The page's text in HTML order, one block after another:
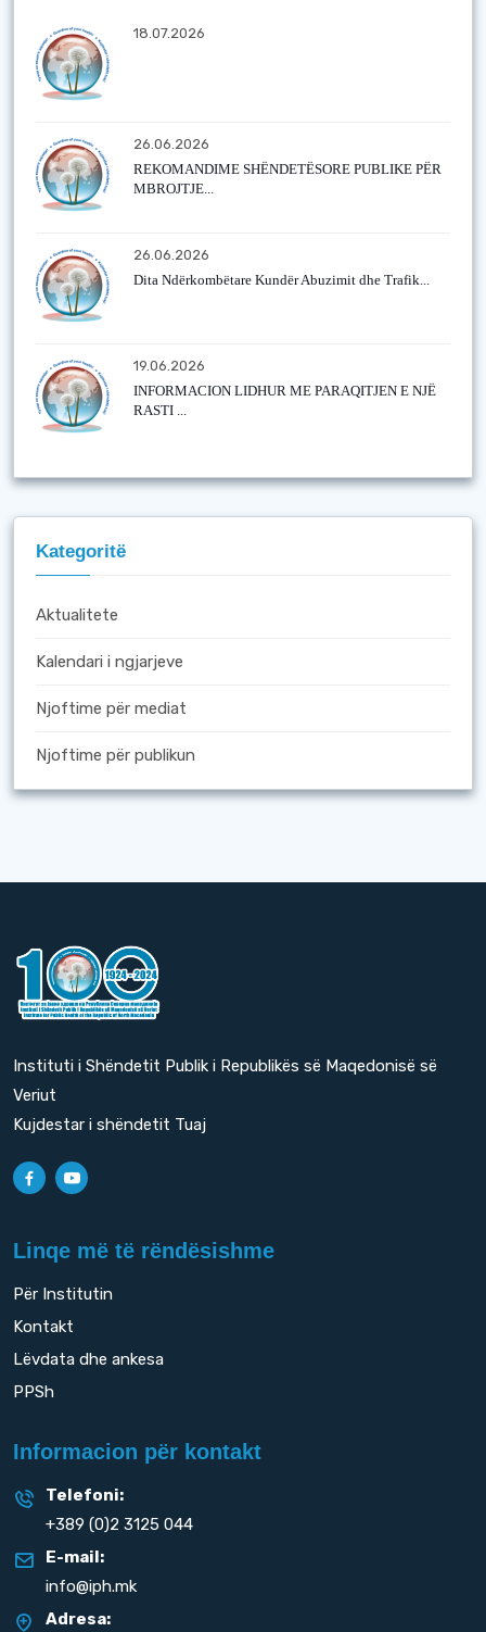
18.07.2026
26.06.2026
REKOMANDIME SHËNDETËSORE PUBLIKE PËR
MBROJTJE...
26.06.2026
Dita Ndërkombëtare Kundër Abuzimit dhe Trafik...
19.06.2026
INFORMACION LIDHUR ME PARAQITJEN E NJË
RASTI ...
Kategoritë
Aktualitete
Kalendari i ngjarjeve
Njoftime për mediat
Njoftime për publikun
Instituti i Shëndetit Publik i Republikës së Maqedonisë së
Veriut
Kujdestar i shëndetit Tuaj
Linqe më të rëndësishme
Për Institutin
Kontakt
Lëvdata dhe ankesa
PPSh
Informacion për kontakt
Telefoni:
+389 (0)2 3125 044
E-mail:
info@iph.mk
Adresa: